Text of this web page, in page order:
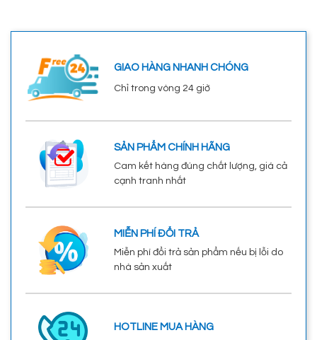
GIAO HÀNG NHANH CHÓNG
Chỉ trong vòng 24 giờ
SẢN PHẨM CHÍNH HÃNG
Cam kết hàng đúng chất lượng, giá cả
cạnh tranh nhất
MIỄN PHÍ ĐỔI TRẢ
Miễn phí đổi trả sản phẩm nếu bị lỗi do
nhà sản xuất
HOTLINE MUA HÀNG